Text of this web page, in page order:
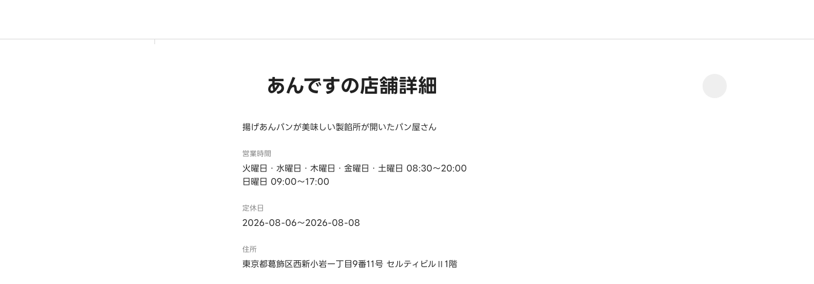
あんですの店舗詳細
揚げあんパンが美味しい製餡所が開いたパン屋さん
営業時間
火曜日・水曜日・木曜日・金曜日・土曜日 08:30～20:00
日曜日 09:00～17:00
定休日
2026-08-06～2026-08-08
住所
東京都葛飾区西新小岩一丁目9番11号 セルティビルⅡ1階